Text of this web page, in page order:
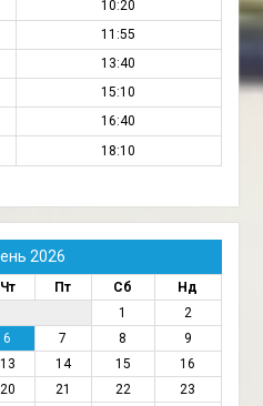
10:20
11:55
13:40
15:10
16:40
18:10
2026
Чт Пт Сб
Нд
1
2
6 7 8
9
13 14 15
16
20 21 22
23